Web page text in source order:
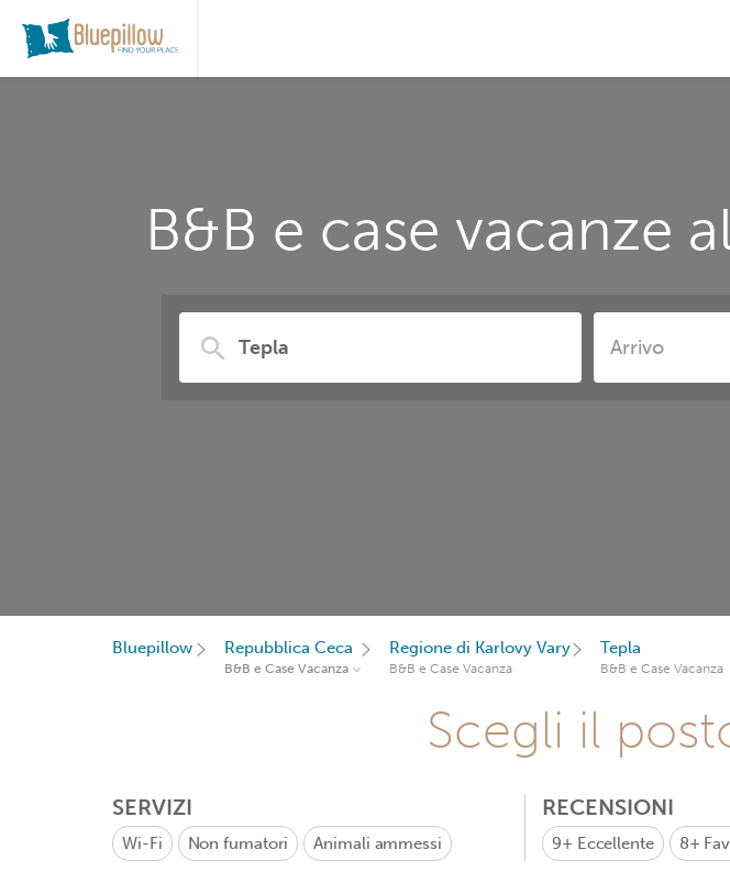
B&B e case vacanze
Bluepillow Repubblica Ceca
B&B e Case Vacanza
Regione di Karlovy Vary
B&B e Case Vacanza
Tepla
B&B e Case Vacanza
Scegli il
SERVIZI
Wi-Fi Non fumatori Animali ammessi
RECENSIONI
9+ Eccellente 8+